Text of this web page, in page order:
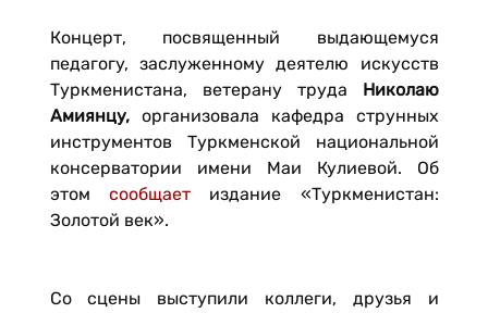
Концерт, посвященный выдающемуся
педагогу, заслуженному деятелю искусств
Туркменистана, ветерану труда Николаю
Амиянцу,организовала кафедра струнных
инструментов Туркменской национальной
консерватории имени Маи Кулиевой. Об
этом сообщаетиздание «Туркменистан:
Золотой век».
Со сцены выступили коллеги, друзья и